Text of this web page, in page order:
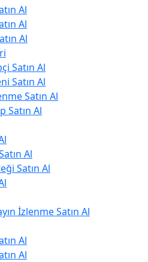
Al
Al
Al
Satın Al
Satın Al
Satın Al
Satın Al
Al
Satın Al
İzlenme Satın Al
Al
Al